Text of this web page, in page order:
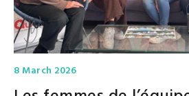
8 March 2026